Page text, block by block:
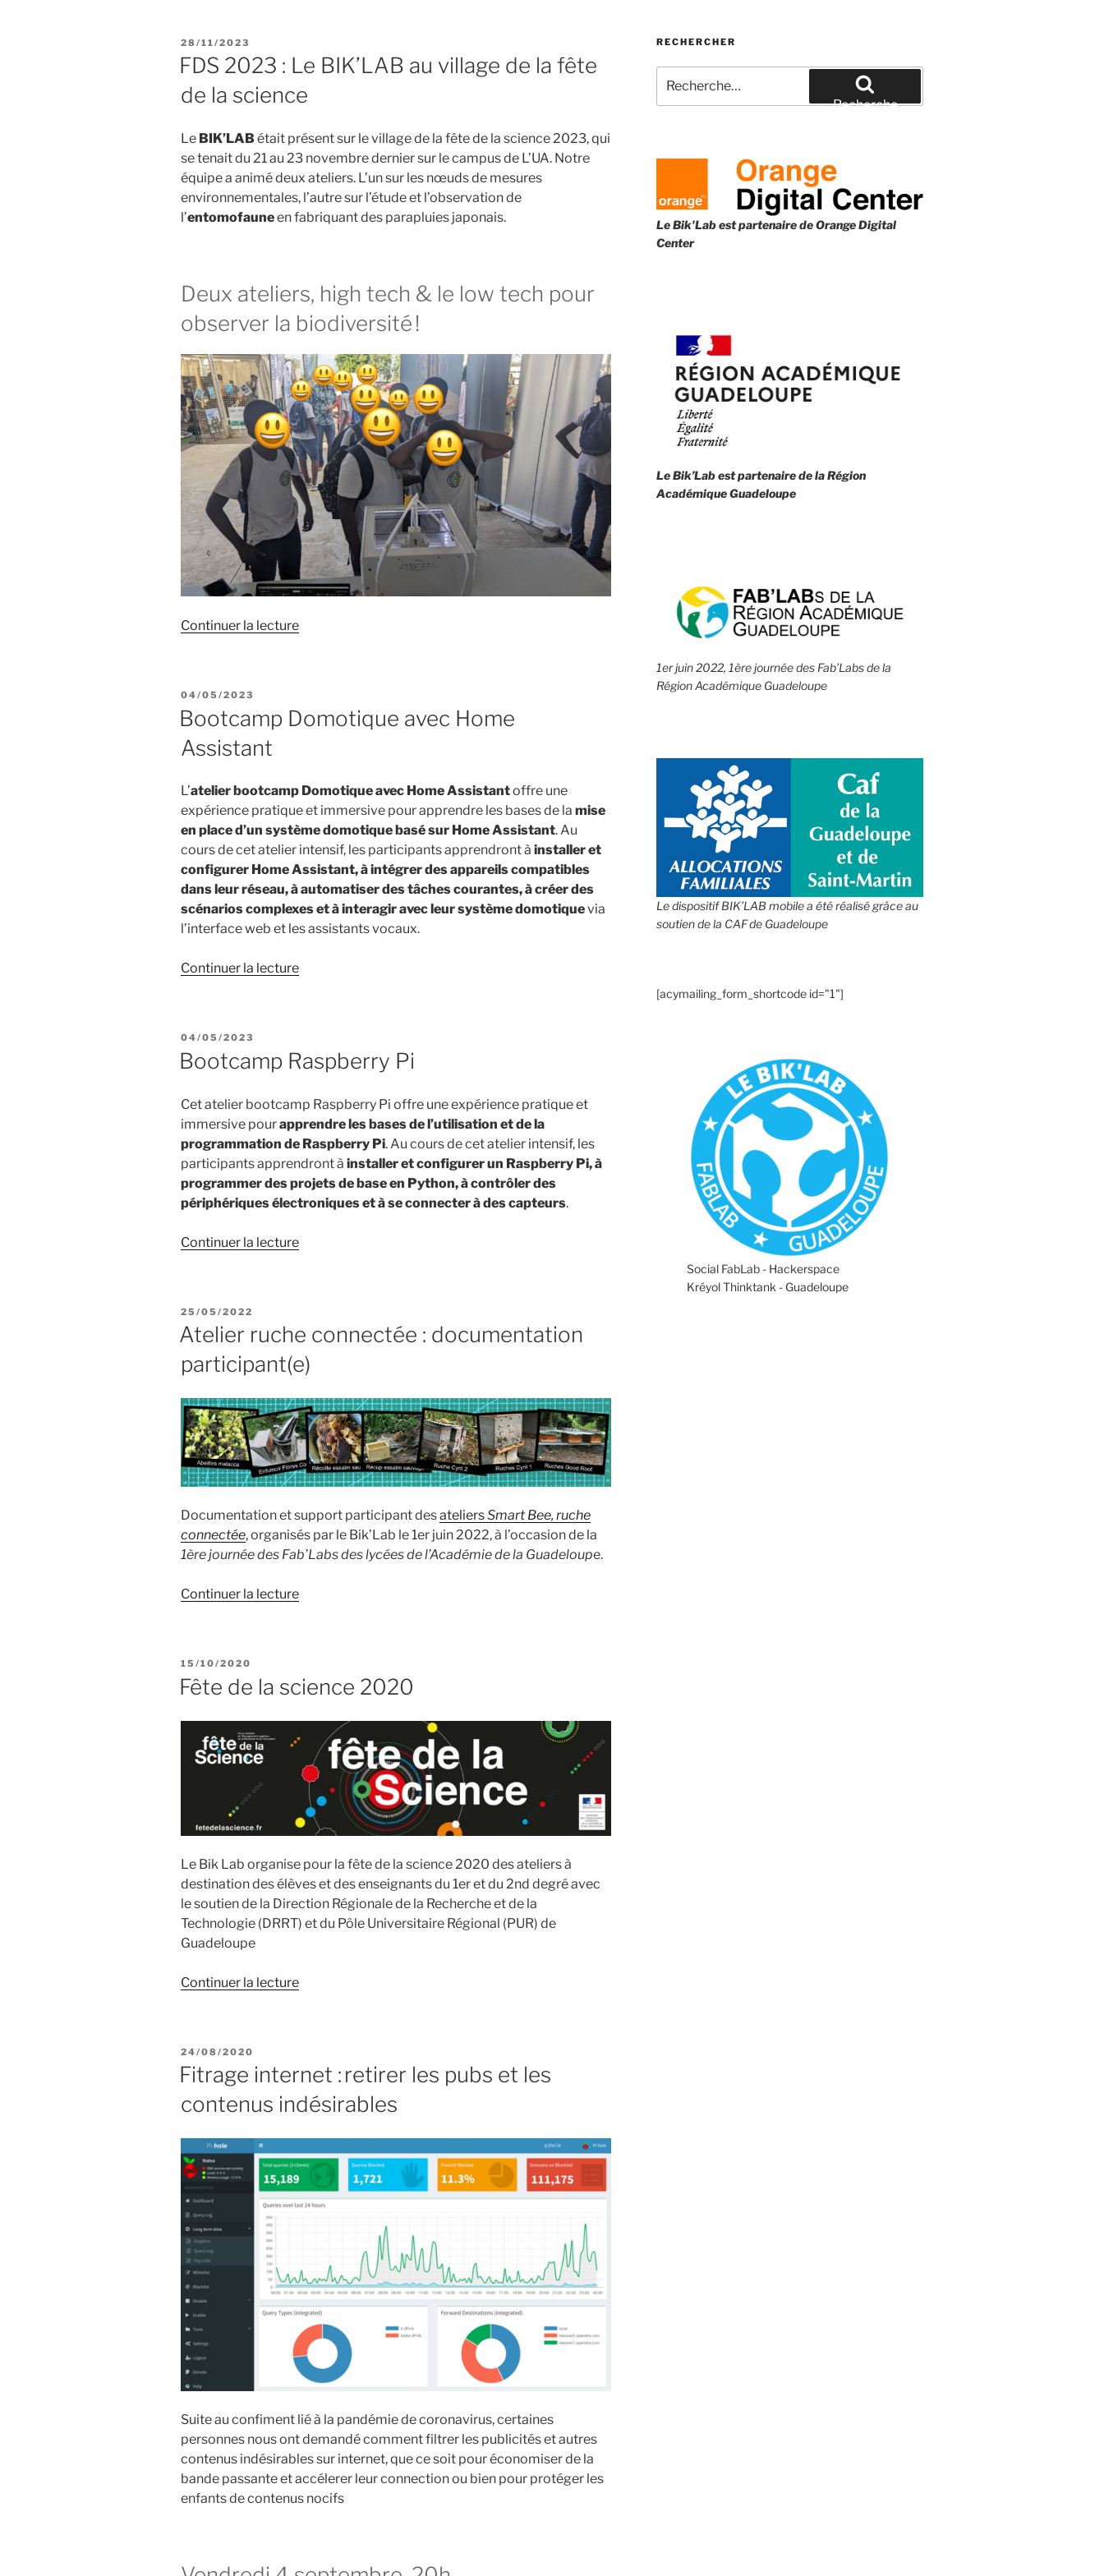
PUBLIÉ
LE
28/11/2023
FDS 2023 : Le BIK’LAB au village de la fête
de la science
Le BIK’LAB était présent sur le village de la fête de la science 2023, qui
se tenait du 21 au 23 novembre dernier sur le campus de L’UA. Notre
équipe a animé deux ateliers. L’un sur les nœuds de mesures
environnementales, l’autre sur l’étude et l’observation de
l’entomofauneen fabriquant des parapluies japonais.
Deux ateliers, high tech & le low tech pour
observer la biodiversité !
Continuer la lecturede
BIK’LAB
de
fête
de
la
science »
PUBLIÉ
LE
04/05/2023
Bootcamp Domotique avec Home
Assistant
L’atelier bootcamp Domotique avec Home Assistantoffre une
expérience pratique et immersive pour apprendre les bases de la mise
en place d’un système domotique basé sur Home Assistant. Au
cours de cet atelier intensif, les participants apprendront à installer et
configurer Home Assistant, à intégrer des appareils compatibles
dans leur réseau, à automatiser des tâches courantes, à créer des
scénarios complexes et à interagir avec leur système domotiquevia
l’interface web et les assistants vocaux.
Continuer la lecturede
Assistant »
PUBLIÉ
LE
04/05/2023
Bootcamp Raspberry Pi
Cet atelier bootcamp Raspberry Pi offre une expérience pratique et
immersive pourapprendre les bases de l’utilisation et de la
programmation de Raspberry Pi. Au cours de cet atelier intensif, les
participants apprendront à installer et configurer un Raspberry Pi, à
programmer des projets de base en Python, à contrôler des
périphériques électroniques et à se connecter à des capteurs.
Continuer la lecturede
PUBLIÉ
LE
25/05/2022
Atelier ruche connectée : documentation
participant(e)
Documentation et support participant desateliersSmart Bee, ruche
connectée, organisés par le Bik’Lab le 1er juin 2022, à l’occasion de la
1ère journée des Fab’Labs des lycées de l’Académie de la Guadeloupe.
Continuer la lecturede
documentation
PUBLIÉ
LE
15/10/2020
Fête de la science 2020
Le Bik Lab organise pour la fête de la science 2020 des ateliers à
destination des élèves et des enseignants du 1er et du 2nd degré avec
le soutien de la Direction Régionale de la Recherche et de la
Technologie (DRRT) et du Pôle Universitaire Régional (PUR) de
Guadeloupe
Continuer la lecturede
2020 »
PUBLIÉ
LE
24/08/2020
Fitrage internet : retirer les pubs et les
contenus indésirables
Suite au confiment lié à la pandémie de coronavirus, certaines
personnes nous ont demandé comment filtrer les publicités et autres
contenus indésirables sur internet, que ce soit pour économiser de la
bande passante et accélerer leur connection ou bien pour protéger les
enfants de contenus nocifs
RECHERCHER
pour
:
Recherche
Le Bik'Lab est partenaire deOrange Digital
Center
Le Bik’Lab est partenaire de laRégion
Académique Guadeloupe
1er juin 2022, 1ère journée des Fab’Labs de la
Région Académique Guadeloupe
Le dispositif BIK’LAB mobile a été réalisé grâce au
soutien de la CAF de Guadeloupe
[acymailing_form_shortcode id="1"]
Social FabLab - Hackerspace
Kréyol Thinktank - Guadeloupe